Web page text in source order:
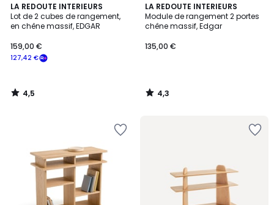
LA REDOUTE INTERIEURS
Lot de 2 cubes de rangement,
en chêne massif, EDGAR
127,42 €
159,00 €
4,5
/ 5
4,5
/
LA REDOUTE INTERIEURS
Module de rangement 2 portes
chêne massif, Edgar
135,00 €
4,3
/ 5
4,3
/